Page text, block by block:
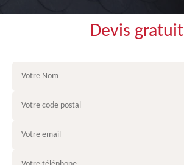
Devis gratuit